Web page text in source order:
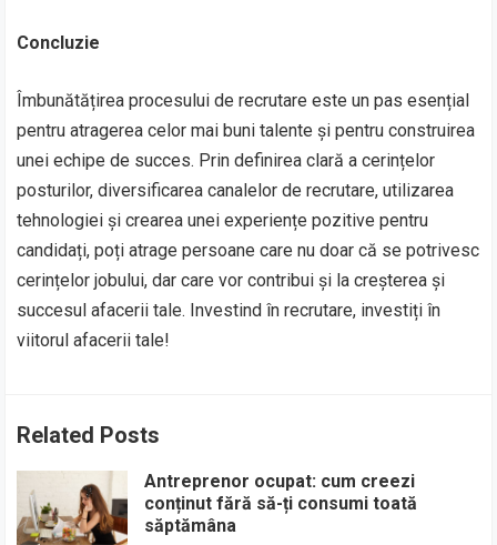
Concluzie
Îmbunătățirea procesului de recrutare este un pas esențial
pentru atragerea celor mai buni talente și pentru construirea
unei echipe de succes. Prin definirea clară a cerințelor
posturilor, diversificarea canalelor de recrutare, utilizarea
tehnologiei și crearea unei experiențe pozitive pentru
candidați, poți atrage persoane care nu doar că se potrivesc
cerințelor jobului, dar care vor contribui și la creșterea și
succesul afacerii tale. Investind în recrutare, investiți în
viitorul afacerii tale!
Related Posts
Antreprenor ocupat: cum creezi
conținut fără să-ți consumi toată
săptămâna